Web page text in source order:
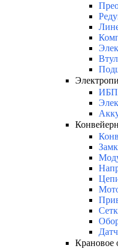
ИБП
Крановое